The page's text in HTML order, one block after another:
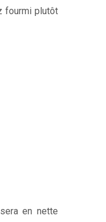
fourmi plutôt
en nette